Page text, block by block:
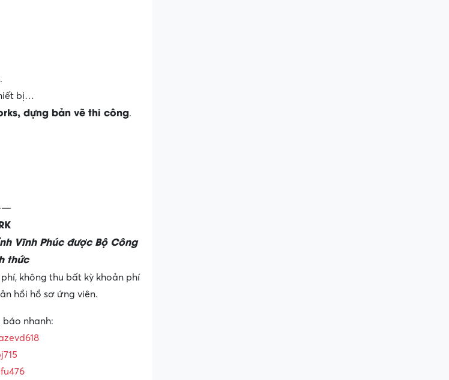
.
bị…
dựng bản vẽ thi công.
Vĩnh Phúc được Bộ Công
thức
không thu bất kỳ khoản phí
hồi hồ sơ ứng viên.
nhanh: